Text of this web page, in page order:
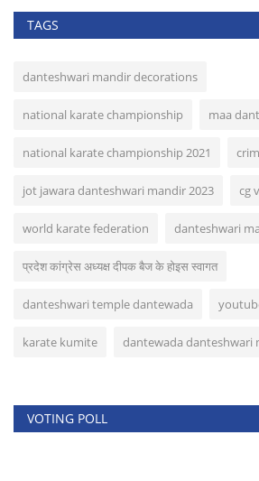
TAGS
danteshwari mandir decorations
national karate championship maa
national karate championship 2021
jot jawara danteshwari mandir 2023 cg
world karate federation danteshwari
प्रदेश कांग्रेस अध्यक्ष दीपक बैज के होइस स्वागत
danteshwari temple dantewada
karate kumite dantewada danteshwari
VOTING POLL